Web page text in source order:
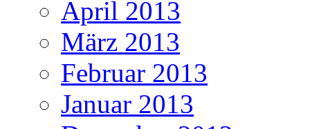
April 2013
März 2013
Februar 2013
Januar 2013